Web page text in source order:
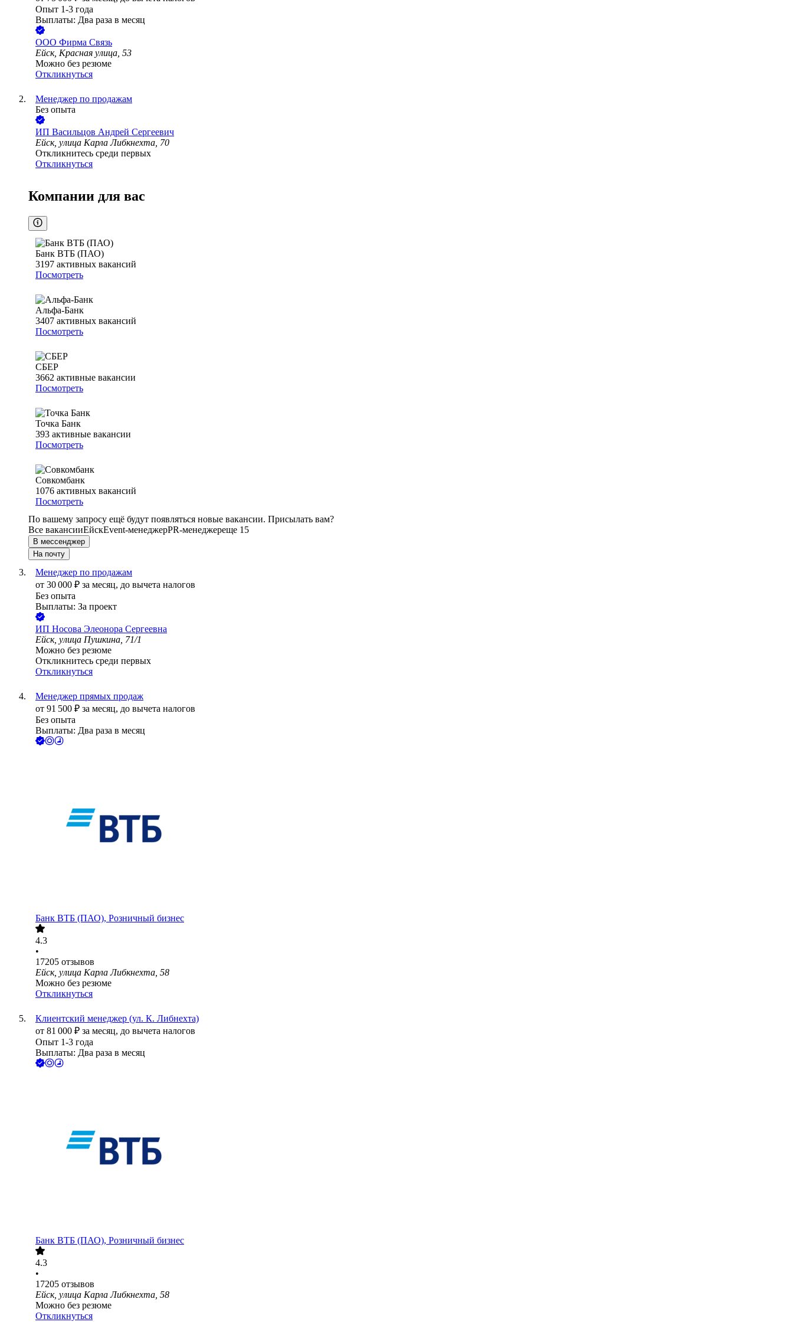
Опыт 1-3 года
Выплаты: Два раза в месяц
ООО Фирма Связь
Ейск, Красная улица, 53
Можно без резюме
Откликнуться
Менеджер по продажам
Без опыта
ИП Васильцов Андрей Сергеевич
Ейск, улица Карла Либкнехта, 70
Откликнитесь среди первых
Откликнуться
Компании для вас
Банк ВТБ (ПАО)
3197 активных вакансий
Посмотреть
Альфа-Банк
3407 активных вакансий
Посмотреть
СБЕР
3662 активные вакансии
Посмотреть
Точка Банк
393 активные вакансии
Посмотреть
Совкомбанк
1076 активных вакансий
Посмотреть
По вашему запросу ещё будут появляться новые вакансии. Присылать вам?
Все вакансииЕйскEvent-менеджерPR-менеджереще 15
В мессенджер
На почту
Менеджер по продажам
от 30 000 ₽ за месяц, до вычета налогов
Без опыта
Выплаты: За проект
ИП Носова Элеонора Сергеевна
Ейск, улица Пушкина, 71/1
Можно без резюме
Откликнитесь среди первых
Откликнуться
Менеджер прямых продаж
от 91 500 ₽ за месяц, до вычета налогов
Без опыта
Выплаты: Два раза в месяц
Банк ВТБ (ПАО), Розничный бизнес
4.3
•
17205 отзывов
Ейск, улица Карла Либкнехта, 58
Можно без резюме
Откликнуться
Клиентский менеджер (ул. К. Либнехта)
от 81 000 ₽ за месяц, до вычета налогов
Опыт 1-3 года
Выплаты: Два раза в месяц
Банк ВТБ (ПАО), Розничный бизнес
4.3
•
17205 отзывов
Ейск, улица Карла Либкнехта, 58
Можно без резюме
Откликнуться